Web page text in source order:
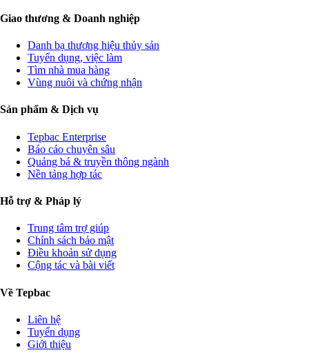
Giao thương & Doanh nghiệp
Danh bạ thương hiệu thủy sản
Tuyển dụng, việc làm
Tìm nhà mua hàng
Vùng nuôi và chứng nhận
Sản phẩm & Dịch vụ
Tepbac Enterprise
Báo cáo chuyên sâu
Quảng bá & truyền thông ngành
Nền tảng hợp tác
Hỗ trợ & Pháp lý
Trung tâm trợ giúp
Chính sách bảo mật
Điều khoản sử dụng
Cộng tác và bài viết
Về Tepbac
Liên hệ
Tuyển dụng
Giới thiệu